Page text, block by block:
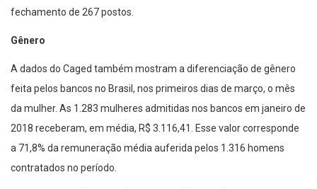
fechamento de 267 postos.
Gênero
A dados do Caged também mostram a diferenciação de gênero
feita pelos bancos no Brasil, nos primeiros dias de março, o mês
da mulher. As 1.283 mulheres admitidas nos bancos em janeiro de
2018 receberam, em média, R$ 3.116,41. Esse valor corresponde
a 71,8% da remuneração média auferida pelos 1.316 homens
contratados no período.